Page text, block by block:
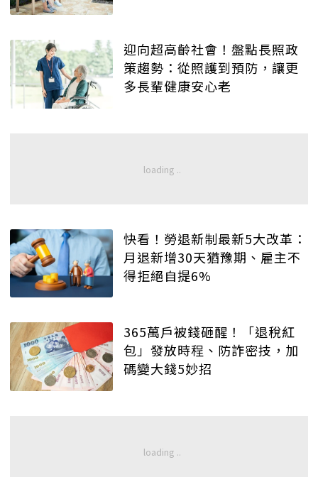
迎向超高齡社會！盤點長照政
策趨勢：從照護到預防，讓更
多長輩健康安心老
快看！勞退新制最新5大改革：
月退新增30天猶豫期、雇主不
得拒絕自提6%
365萬戶被錢砸醒！「退稅紅
包」發放時程、防詐密技，加
碼變大錢5妙招